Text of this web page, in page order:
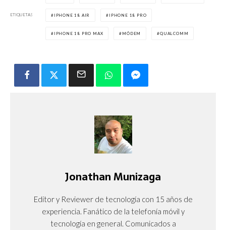
ETIQUETAS IPHONE 18 AIR IPHONE 18 PRO
IPHONE 18 PRO MAX MÓDEM QUALCOMM
Jonathan Munizaga
Editor y Reviewer de tecnología con 15 años de
experiencia. Fanático de la telefonía móvil y
tecnología en general. Comunicados a